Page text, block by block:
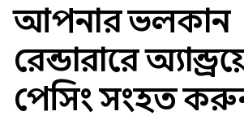
আপনার ভলকান
রেন্ডারারে
পেসিং সংহত